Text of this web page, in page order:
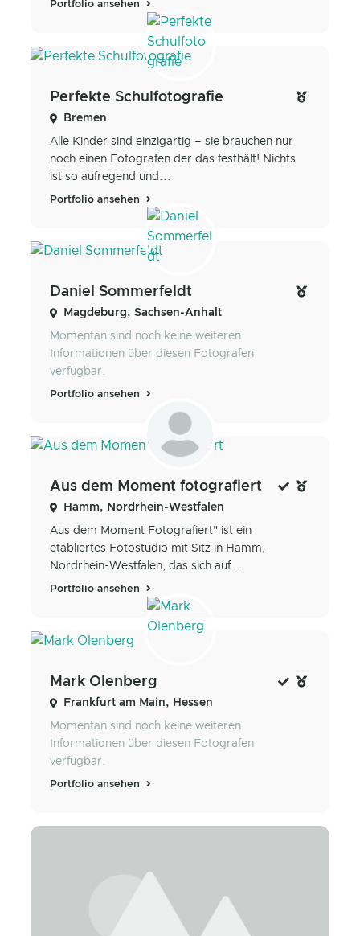
Portfolio ansehen
Perfekte Schulfotografie
Bremen
Alle Kinder sind einzigartig – sie brauchen nur
noch einen Fotografen der das festhält! Nichts
ist so aufregend und...
Portfolio ansehen
Daniel Sommerfeldt
Magdeburg, Sachsen-Anhalt
Momentan sind noch keine weiteren
Informationen über diesen Fotografen
verfügbar.
Portfolio ansehen
Aus dem Moment fotografiert
Hamm, Nordrhein-Westfalen
Aus dem Moment Fotografiert" ist ein
etabliertes Fotostudio mit Sitz in Hamm,
Nordrhein-Westfalen, das sich auf...
Portfolio ansehen
Mark Olenberg
Frankfurt am Main, Hessen
Momentan sind noch keine weiteren
Informationen über diesen Fotografen
verfügbar.
Portfolio ansehen